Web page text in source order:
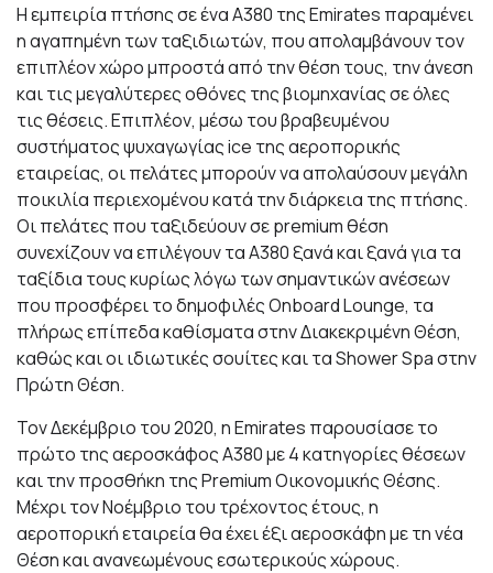
Η εμπειρία πτήσης σε ένα A380 της Emirates παραμένει
η αγαπημένη των ταξιδιωτών, που απολαμβάνουν τον
επιπλέον χώρο μπροστά από την θέση τους, την άνεση
και τις μεγαλύτερες οθόνες της βιομηχανίας σε όλες
τις θέσεις. Επιπλέον, μέσω του βραβευμένου
συστήματος ψυχαγωγίας ice της αεροπορικής
εταιρείας, οι πελάτες μπορούν να απολαύσουν μεγάλη
ποικιλία περιεχομένου κατά την διάρκεια της πτήσης.
Οι πελάτες που ταξιδεύουν σε premium θέση
συνεχίζουν να επιλέγουν τα A380 ξανά και ξανά για τα
ταξίδια τους κυρίως λόγω των σημαντικών ανέσεων
που προσφέρει το δημοφιλές Onboard Lounge, τα
πλήρως επίπεδα καθίσματα στην Διακεκριμένη Θέση,
καθώς και οι ιδιωτικές σουίτες και τα Shower Spa στην
Πρώτη Θέση.
Τον Δεκέμβριο του 2020, η Emirates παρουσίασε το
πρώτο της αεροσκάφος A380 με 4 κατηγορίες θέσεων
και την προσθήκη της Premium Οικονομικής Θέσης.
Μέχρι τον Νοέμβριο του τρέχοντος έτους, η
αεροπορική εταιρεία θα έχει έξι αεροσκάφη με τη νέα
Θέση και ανανεωμένους εσωτερικούς χώρους.